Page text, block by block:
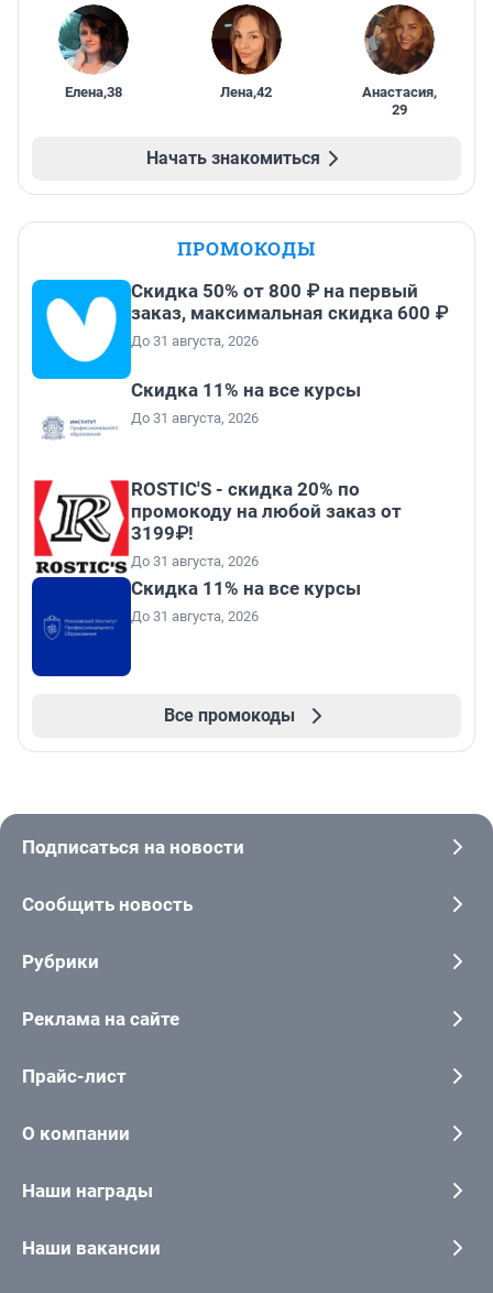
Елена,38 Лена,42 Анастасия,
29
Начать знакомиться
ПРОМОКОДЫ
Скидка 50% от 800 ₽ на первый
заказ, максимальная скидка 600 ₽
До 31 августа, 2026
Скидка 11% на все курсы
До 31 августа, 2026
ROSTIC'S - скидка 20% по
промокоду на любой заказ от
3199₽!
До 31 августа, 2026
Скидка 11% на все курсы
До 31 августа, 2026
Все промокоды
Подписаться на новости
Сообщить новость
Рубрики
Реклама на сайте
Прайс-лист
О компании
Наши награды
Наши вакансии